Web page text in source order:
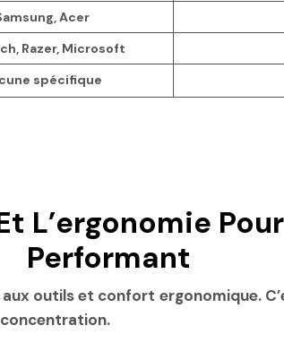
Acer
Razer, Microsoft
spécifique
L’ergonomie
Performant
outils et confort ergonomique.